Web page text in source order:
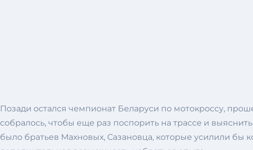
Позади остался чемпионат Беларуси по мотокроссу,
собралось, чтобы еще раз поспорить на трассе и
было братьев Махновых, Сазановца, которые усилили